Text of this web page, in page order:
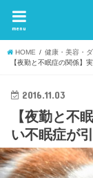
menu
HOME
健康・美容・
【夜勤と不眠症の関係】
2016.11.03
【夜勤と不
い不眠症が